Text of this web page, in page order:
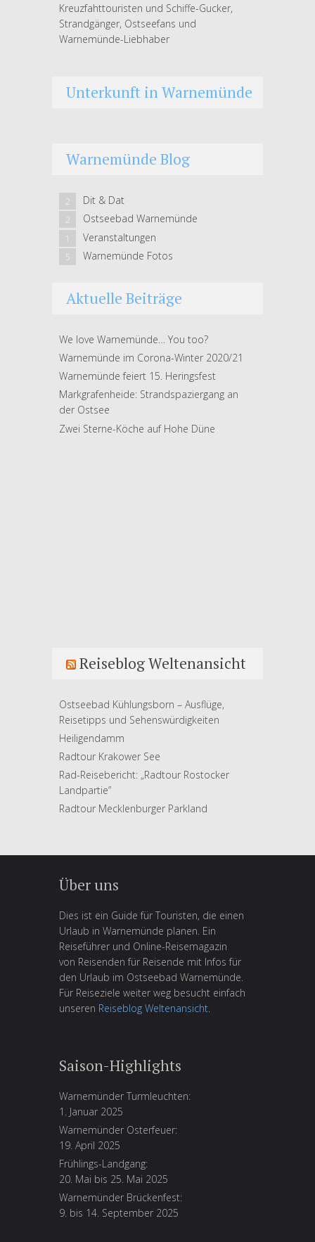
Kreuzfahttouristen und Schiffe-Gucker,
Strandgänger, Ostseefans und
Warnemünde-Liebhaber
Unterkunft in Warnemünde
Warnemünde Blog
Dit & Dat
2
Ostseebad Warnemünde
2
Veranstaltungen
1
Warnemünde Fotos
5
Aktuelle Beiträge
We love Warnemünde… You too?
Warnemünde im Corona-Winter 2020/21
Warnemünde feiert 15. Heringsfest
Markgrafenheide: Strandspaziergang an
der Ostsee
Zwei Sterne-Köche auf Hohe Düne
Reiseblog Weltenansicht
Ostseebad Kühlungsborn – Ausflüge,
Reisetipps und Sehenswürdigkeiten
Heiligendamm
Radtour Krakower See
Rad-Reisebericht: „Radtour Rostocker
Landpartie”
Radtour Mecklenburger Parkland
Über uns
Dies ist ein Guide für Touristen, die einen
Urlaub in Warnemünde planen. Ein
Reiseführer und Online-Reisemagazin
von Reisenden für Reisende mit Infos für
den Urlaub im Ostseebad Warnemünde.
Für Reiseziele weiter weg besucht einfach
unseren Reiseblog Weltenansicht.
Saison-Highlights
Warnemünder Turmleuchten:
1. Januar 2025
Warnemünder Osterfeuer:
19. April 2025
Frühlings-Landgang:
20. Mai bis 25. Mai 2025
Warnemünder Brückenfest:
9. bis 14. September 2025